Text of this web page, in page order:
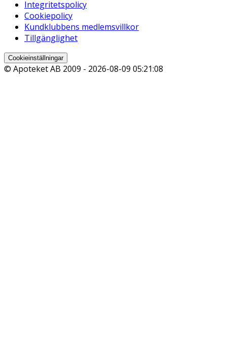
Integritetspolicy
Cookiepolicy
Kundklubbens medlemsvillkor
Tillgänglighet
Cookieinställningar
© Apoteket AB 2009 - 2026-08-09 05:21:08